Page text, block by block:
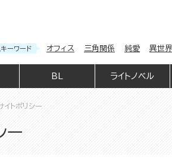
キーワード オフィス 三角関係 純愛 異世
BL ライトノベル
イトポリシー
ー